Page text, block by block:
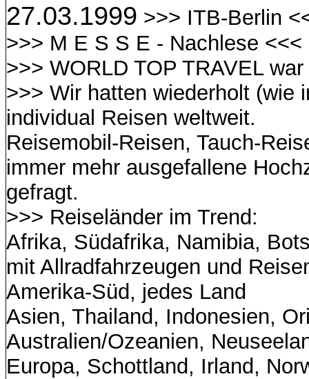
27.03.1999 >>> ITB-Berlin
>>> M E S S E - Nachlese <<<
>>> WORLD TOP TRAVEL
>>> Wir hatten wiederholt (wie
individual Reisen weltweit.
Reisemobil-Reisen, Tauch-
immer mehr ausgefallene
gefragt.
>>> Reiseländer im Trend:
Afrika, Südafrika, Namibia,
mit Allradfahrzeugen und
Amerika-Süd, jedes Land
Asien, Thailand, Indonesien,
Australien/Ozeanien,
Europa, Schottland, Irland,